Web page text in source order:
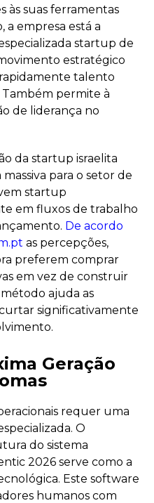
às suas ferramentas
a empresa está a
startup de
estratégico
talento
permite à
de liderança no
da startup israelita
para o setor de
startup
em fluxos de trabalho
De acordo
as percepções,
preferem comprar
em vez de construir
ajuda as
significativamente
Geração
requer uma
O
do sistema
2026 serve como a
Este software
humanos com